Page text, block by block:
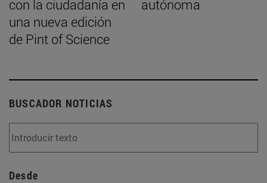
con la ciudadanía en
una nueva edición
de Pint of Science
autónoma
BUSCADOR NOTICIAS
Desde